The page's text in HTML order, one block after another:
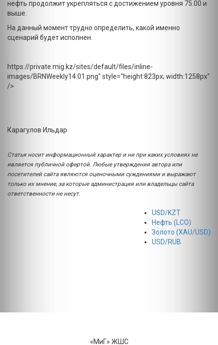
нефть продолжит укрепляться с достижением уровня 75.00 и
выше.
На данный момент трудно определить, какой именно
сценарий будет исполнен.
https://private.mig.kz/sites/default/files/inline-
images/BRNWeekly14.01.png" style="height:823px; width:1258px"
/>
Карагулов Ильдар
Статья носит информационный характер и ни при каких условиях не
является публичной офертой. Любые утверждения автора или
посетителей сайта являются оценочными суждениями и выражают
только их мнение, за которые администрация или владельцы сайта
ответственности не несут.
USD/KZT
Нефть (LCO)
Золото (XAU/USD)
USD/RUB
«МиГ» ЖШС